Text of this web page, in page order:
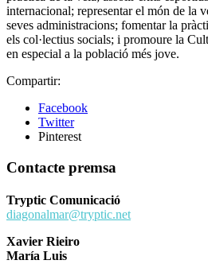
internacional; representar el món de la
seves administracions; fomentar la
els col·lectius socials; i promoure la
en especial a la població més jove.
Compartir:
Facebook
Twitter
Pinterest
Contacte premsa
Tryptic Comunicació
diagonalmar@tryptic.net
Xavier Rieiro
María Luis